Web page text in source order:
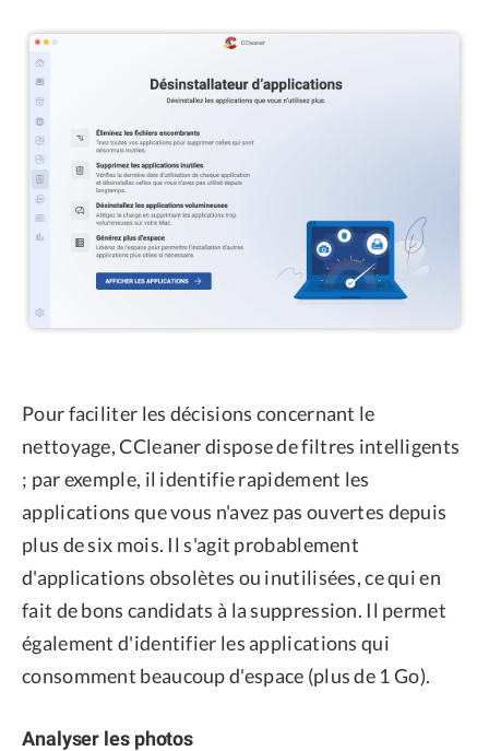
Pour faciliter les décisions concernant le
nettoyage, CCleaner dispose de filtres intelligents
; par exemple, il identifie rapidement les
applications que vous n'avez pas ouvertes depuis
plus de six mois. Il s'agit probablement
d'applications obsolètes ou inutilisées, ce qui en
fait de bons candidats à la suppression. Il permet
également d'identifier les applications qui
consomment beaucoup d'espace (plus de 1 Go).
Analyser les photos